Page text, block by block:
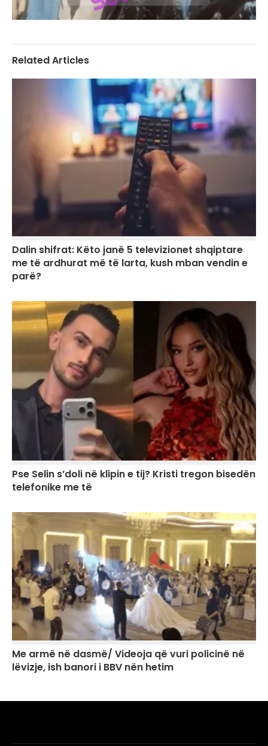
Related Articles
Dalin shifrat: Këto janë 5 televizionet shqiptare
me të ardhurat më të larta, kush mban vendin e
parë?
Pse Selin s’doli në klipin e tij? Kristi tregon bisedën
telefonike me të
Me armë në dasmë/ Videoja që vuri policinë në
lëvizje, ish banori i BBV nën hetim